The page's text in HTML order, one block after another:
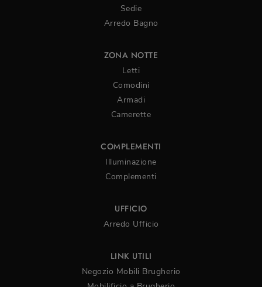
Sedie
Arredo Bagno
ZONA NOTTE
Letti
Comodini
Armadi
Camerette
COMPLEMENTI
Illuminazione
Complementi
UFFICIO
Arredo Ufficio
LINK UTILI
Negozio Mobili Brugherio